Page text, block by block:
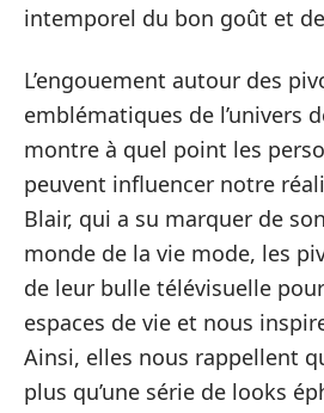
intemporel du bon goût et
L’engouement autour des
emblématiques de l’univers
montre à quel point les
peuvent influencer notre
Blair, qui a su marquer de
monde de la vie mode, les
de leur bulle télévisuelle
espaces de vie et nous
Ainsi, elles nous rappellent
plus qu’une série de looks